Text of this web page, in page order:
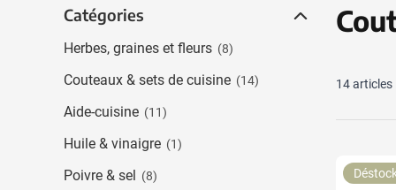
Articles écologiques
Afficher le sous-
High-tech & multimédia
Entreprises & bureau
Sports, loisirs & jeux
Afficher le sous-
Catégories
Catégories
Herbes, graines et fleurs (8)
Couteaux & sets de cuisine (14)
Aide-cuisine (11)
Huile & vinaigre (1)
Poivre & sel (8)
14articles